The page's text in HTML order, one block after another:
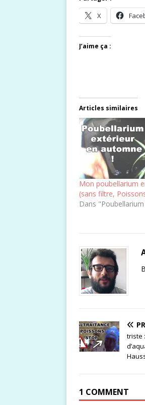
X
J’aime ça :
Articles similaires
Mon poubellarium
(sans filtre,
Dans
triste
1 COMMENT